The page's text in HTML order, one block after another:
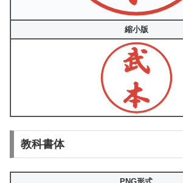
縮小版
教科書体